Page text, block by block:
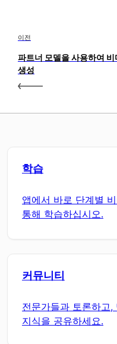
이전
파트너 모델을 사용하여 비
생성
학습
앱에서 바로 단계별
통해 학습하십시오.
커뮤니티
전문가들과 토론하고
지식을 공유하세요.